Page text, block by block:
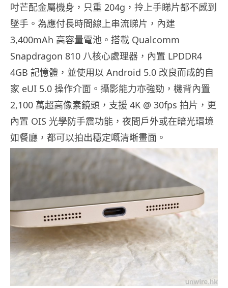
吋芒配金屬機身，只重 204g，拎上手睇片都不感到
墜手。為應付長時間線上串流睇片，內建
3,400mAh 高容量電池。搭載 Qualcomm
Snapdragon 810 八核心處理器，內置 LPDDR4
4GB 記憶體，並使用以 Android 5.0 改良而成的自
家 eUI 5.0 操作介面。攝影能力亦強勁，機背內置
2,100 萬超高像素鏡頭，支援 4K @ 30fps 拍片，更
內置 OIS 光學防手震功能，夜間戶外或在暗光環境
如餐廳，都可以拍出穩定嘅清晰畫面。